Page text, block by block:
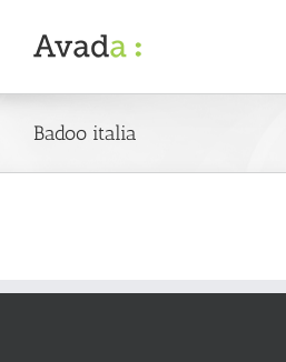
content
Badoo italia